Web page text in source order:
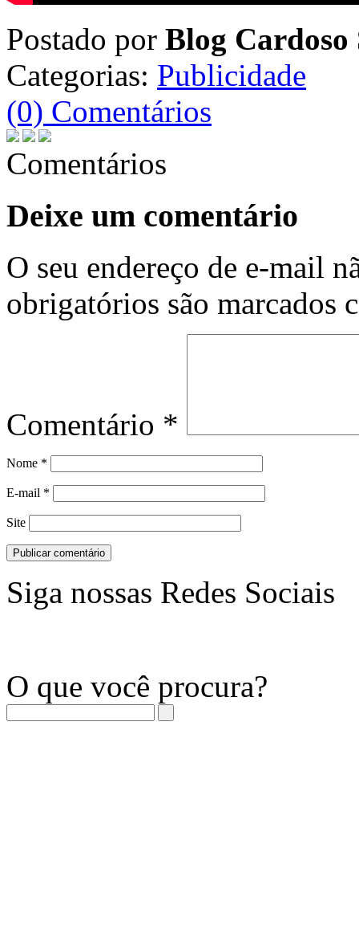
Postado por Blog Cardoso
Categorias: Publicidade
(0) Comentários
Comentários
Deixe um comentário
O seu endereço de e-mail
obrigatórios são marcados
Comentário *
Nome *
E-mail *
Site
Siga nossas Redes Sociais
O que você procura?